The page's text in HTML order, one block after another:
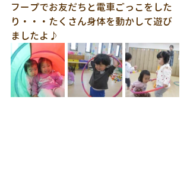
フープでお友だちと電車ごっこをした
り・・・たくさん身体を動かして遊び
ましたよ♪